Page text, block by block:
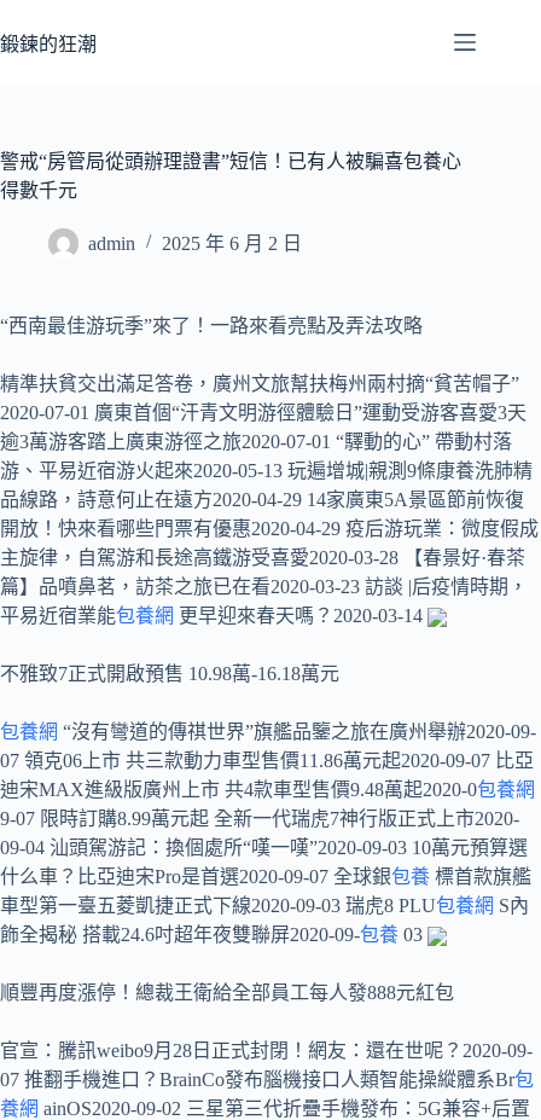
至
容
鍛鍊的狂潮
警戒“房管局從頭辦理證書”短信！已有人被騙喜包養心
得數千元
admin 2025 年 6 月 2 日
“西南最佳游玩季”來了！一路來看亮點及弄法攻略
精準扶貧交出滿足答卷，廣州文旅幫扶梅州兩村摘“貧苦帽子”
2020-07-01 廣東首個“汗青文明游徑體驗日”運動受游客喜愛3天
逾3萬游客踏上廣東游徑之旅2020-07-01 “驛動的心” 帶動村落
游、平易近宿游火起來2020-05-13 玩遍增城|親測9條康養洗肺精
品線路，詩意何止在遠方2020-04-29 14家廣東5A景區節前恢復
開放！快來看哪些門票有優惠2020-04-29 疫后游玩業：微度假成
主旋律，自駕游和長途高鐵游受喜愛2020-03-28 【春景好·春茶
篇】品噴鼻茗，訪茶之旅已在看2020-03-23 訪談 |后疫情時期，
平易近宿業能包養網 更早迎來春天嗎？2020-03-14
不雅致7正式開啟預售 10.98萬-16.18萬元
包養網 “沒有彎道的傳祺世界”旗艦品鑒之旅在廣州舉辦2020-09-
07 領克06上市 共三款動力車型售價11.86萬元起2020-09-07 比亞
迪宋MAX進級版廣州上市 共4款車型售價9.48萬起2020-0包養網
9-07 限時訂購8.99萬元起 全新一代瑞虎7神行版正式上市2020-
09-04 汕頭駕游記：換個處所“嘆一嘆”2020-09-03 10萬元預算選
什么車？比亞迪宋Pro是首選2020-09-07 全球銀包養 標首款旗艦
車型第一臺五菱凱捷正式下線2020-09-03 瑞虎8 PLU包養網 S內
飾全揭秘 搭載24.6吋超年夜雙聯屏2020-09-包養 03
順豐再度漲停！總裁王衛給全部員工每人發888元紅包
官宣：騰訊weibo9月28日正式封閉！網友：還在世呢？2020-09-
07 推翻手機進口？BrainCo發布腦機接口人類智能操縱體系Br包
養網 ainOS2020-09-02 三星第三代折疊手機發布：5G兼容+后置